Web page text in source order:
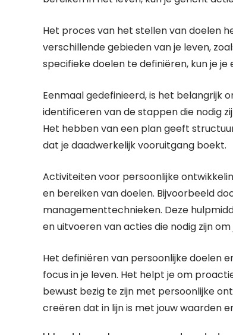
Het proces van het stellen van doelen
verschillende gebieden van je leven,
specifieke doelen te definiëren, kun je
Eenmaal gedefinieerd, is het belangrijk
identificeren van de stappen die nodig
Het hebben van een plan geeft
dat je daadwerkelijk vooruitgang boekt.
Activiteiten voor persoonlijke
en bereiken van doelen. Bijvoorbeeld
managementtechnieken. Deze
en uitvoeren van acties die nodig zijn
Het definiëren van persoonlijke doelen
focus in je leven. Het helpt je om
bewust bezig te zijn met persoonlijke
creëren dat in lijn is met jouw waarden